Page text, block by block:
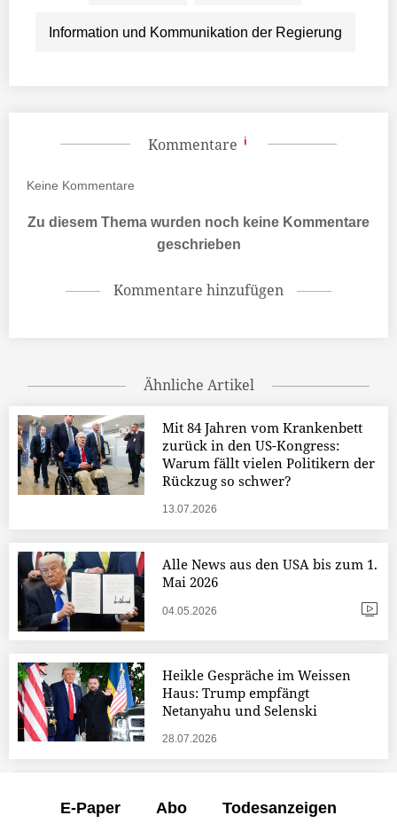
Information und Kommunikation der Regierung
Kommentare
Keine Kommentare
Zu diesem Thema wurden noch keine Kommentare
geschrieben
Kommentare hinzufügen
Ähnliche Artikel
Mit 84 Jahren vom Krankenbett
zurück in den US-Kongress:
Warum fällt vielen Politikern der
Rückzug so schwer?
13.07.2026
Alle News aus den USA bis zum 1.
Mai 2026
04.05.2026
Heikle Gespräche im Weissen
Haus: Trump empfängt
Netanyahu und Selenski
28.07.2026
E-Paper Abo Todesanzeigen